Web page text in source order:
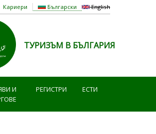
Български English
Кариери
ТУРИЗЪМ В БЪЛГАРИЯ
И
РЕГИСТРИ ЕСТИ